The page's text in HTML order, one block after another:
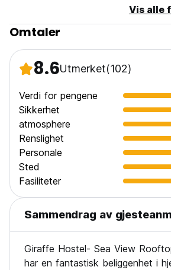
No Events.
Pets are not allowed
Silence time at 24:00
No alcohol or drugs.
Vis alle
Omtaler
8.6Utmerket(102)
Verdi for pengene
Sikkerhet
atmosphere
Renslighet
Personale
Sted
Fasiliteter
Sammendrag av
Giraffe Hostel- Sea View
har en fantastisk beliggenhet i